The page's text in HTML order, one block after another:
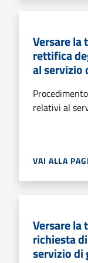
Versare la
rettifica
al servizio
relativi al
VAI ALLA
Versare la
richiesta
servizio di